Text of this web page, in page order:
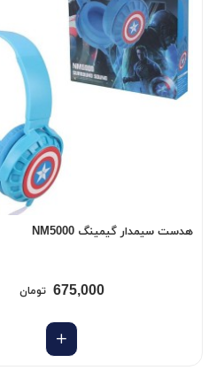
هدست سیمدار گیمینگ NM5000
675,000 تومان